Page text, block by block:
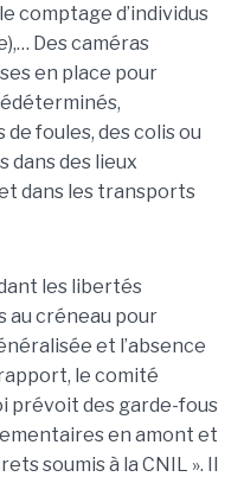
comptage d’individus
Des caméras
en place pour
foules, des colis ou
dans des lieux
dans les transports
les libertés
au créneau pour
et l’absence
le comité
prévoit des garde-fous
en amont et
soumis à la CNIL ». Il